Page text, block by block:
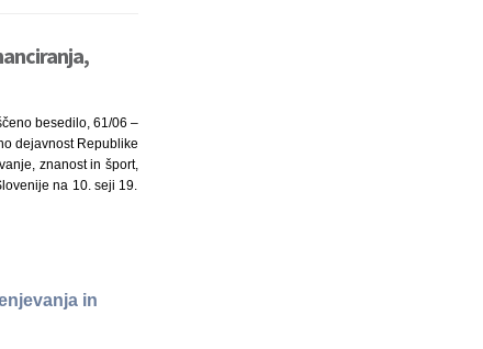
besedilo, 61/06 –
dejavnost Republike
znanost in šport,
na 10. seji 19.
in